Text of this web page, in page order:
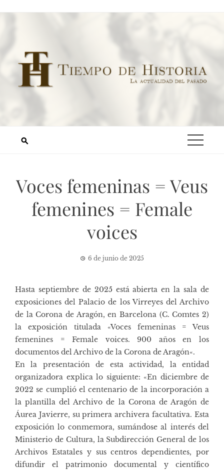
Voces femeninas = Veus
femenines = Female
voices
6 de junio de 2025
Hasta septiembre de 2025 está abierta en la sala de
exposiciones del Palacio de los Virreyes del Archivo
de la Corona de Aragón, en Barcelona (C. Comtes 2)
la exposición titulada «Voces femeninas = Veus
femenines = Female voices. 900 años en los
documentos del Archivo de la Corona de Aragón«.
En la presentación de esta actividad, la entidad
organizadora explica lo siguiente: «En diciembre de
2022 se cumplió el centenario de la incorporación a
la plantilla del Archivo de la Corona de Aragón de
Áurea Javierre, su primera archivera facultativa. Esta
exposición lo conmemora, sumándose al interés del
Ministerio de Cultura, la Subdirección General de los
Archivos Estatales y sus centros dependientes, por
difundir el patrimonio documental y científico